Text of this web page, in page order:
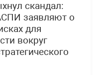
скандал:
заявляют о
для
вокруг